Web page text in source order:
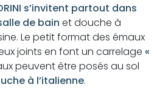
s’invitent partout dans
de bain et douche à
Le petit format des émaux
joints en font un carrelage «
peuvent être posés au sol
à l’italienne.